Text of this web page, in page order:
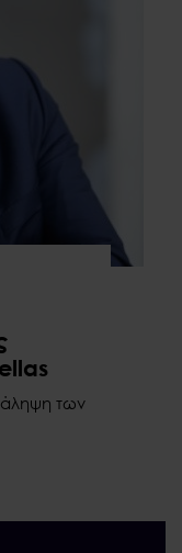
των